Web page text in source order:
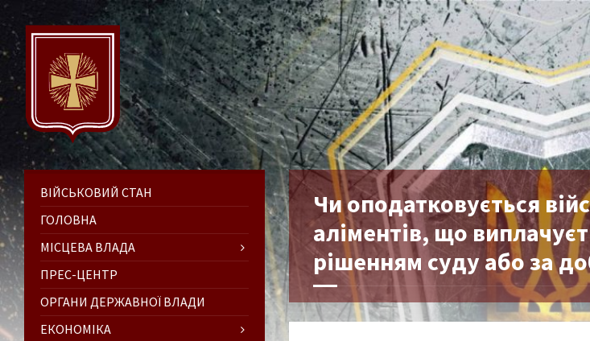
Чи оподатковується
аліментів, що
рішенням суду або за
ВІЙСЬКОВИЙ СТАН
ГОЛОВНА
МІСЦЕВА ВЛАДА
ПРЕС-ЦЕНТР
ОРГАНИ ДЕРЖАВНОЇ ВЛАДИ
ЕКОНОМІКА